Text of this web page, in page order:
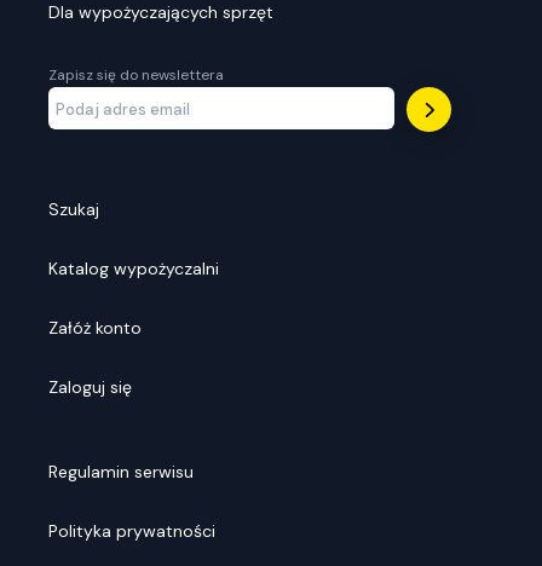
Dla wypożyczających sprzęt
Zapisz się do newslettera
Szukaj
Katalog wypożyczalni
Załóż konto
Zaloguj się
Regulamin serwisu
Polityka prywatności